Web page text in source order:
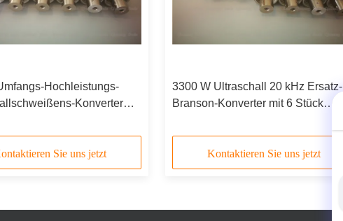
Hochleistungs-
Konverter
Sie uns jetzt
3300 W Ultraschall 20 kHz Ersatz-
Branson-Konverter mit 6 Stück
Kontaktieren Sie uns jetzt